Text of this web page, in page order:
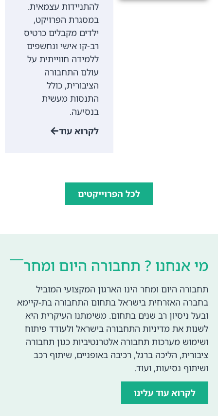
להתניידות עצמאית.
במסגרת הפרויקט,
ילדים מקבלים כרטיס
רב-קו אישי ונחשפים
ללמידה חווייתית על
עולם התחבורה
הציבורית, כולל
התנסות מעשית
בנסיעה.
לקרוא עוד
לכל הפרוייקטים
מי אנחנו ? תחבורה היום ומחר
תחבורה היום ומחר הינו הארגון המקצועי המוביל
בחברה האזרחית בישראל בתחום התחבורה בת-קיימא
ובעל ניסיון רב שנים בתחום. משימתנו העיקרית היא
לשנות את מדיניות התחבורה בישראל ולעודד פיתוח
ושימוש מערכות תחבורה אלטרנטיביות כגון תחבורה
ציבורית, הליכה ברגל, רכיבה באופניים, שיתוף רכב
ושיתוף נסיעות, ועוד.
לקרוא עוד עלינו